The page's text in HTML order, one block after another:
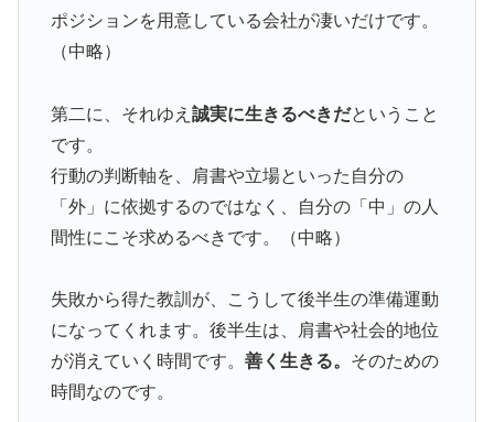
ポジションを用意している会社が凄いだけです。
（中略）
第二に、それゆえ 誠実に生きるべきだということ
です。
行動の判断軸を、肩書や立場といった自分の
「外」に依拠するのではなく、自分の「中」の人
間性にこそ求めるべきです。（中略）
失敗から得た教訓が、こうして後半生の準備運動
になってくれます。後半生は、肩書や社会的地位
が消えていく時間です。 善く生きる。 そのための
時間なのです。